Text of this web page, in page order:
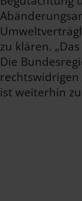
zu klären.
Die
ist weiterhin